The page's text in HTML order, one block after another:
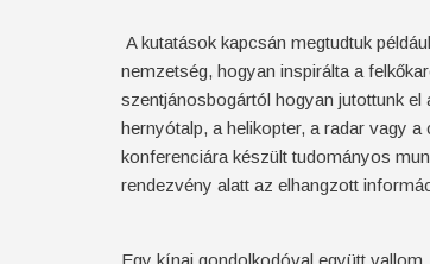
A kutatások kapcsán megtudtuk
nemzetség, hogyan inspirálta a
szentjánosbogártól hogyan jutottunk
hernyótalp, a helikopter, a radar vagy
konferenciára készült tudományos
rendezvény alatt az elhangzott
Egy kínai gondolkodóval együtt